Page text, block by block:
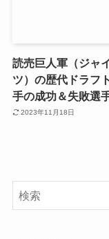
読売巨人軍（ジャ
ツ）の歴代ドラフ
手の成功＆失敗選
2023年11月18日